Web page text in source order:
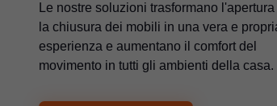
Le nostre soluzioni trasformano l'apertura
la chiusura dei mobili in una vera e
esperienza e aumentano il comfort del
movimento in tutti gli ambienti della casa.